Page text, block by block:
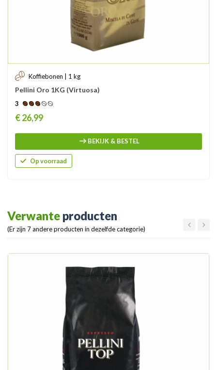
Koffiebonen | 1 kg
Pellini Oro 1KG (Virtuosa)
3
Prijs
€ 26,99
BEKIJK & BESTEL
Op voorraad
Verwante producten
(Er zijn 7 andere producten in dezelfde categorie)